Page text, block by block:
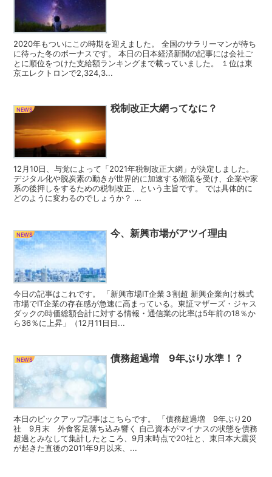
2020年もついにこの時期を迎えました。 全国のサラリーマンが待ち
に待った冬のボーナスです。 本日の日本経済新聞の記事には会社ご
とに順位をつけた支給額ランキングまで載っていました。 １位は東
京エレクトロンで2,324,3...
NEWS 税制改正大網ってなに？
12月10日、与党によって「2021年税制改正大網」が決定しました。
デジタル化や脱炭素の動きが世界的に加速する潮流を受け、企業や家
系の後押しをするための税制改正、という主旨です。 では具体的に
どのように変わるのでしょうか？ ...
NEWS 今、新興市場がアツイ理由
今日の記事はこれです。 「新興市場IT企業３割超 新興企業向け株式
市場でIT企業の存在感が急速に高まっている。東証マザーズ・ジャス
ダックの時価総額合計に対する情報・通信業の比率は5年前の18％か
ら36％に上昇」（12月11日日...
NEWS 債務超過増 9年ぶり水準！？
本日のピックアップ記事はこちらです。 「債務超過増 9年ぶり20
社 9月末 外食客足落ち込み響く 自己資本がマイナスの状態を債務
超過とみなして集計したところ、9月末時点で20社と、東日本大震災
が起きた直後の2011年9月以来、...